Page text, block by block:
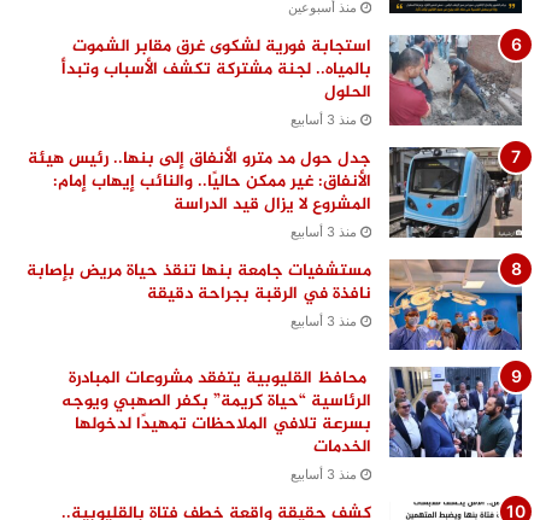
منذ أسبوعين
استجابة فورية لشكوى غرق مقابر الشموت
بالمياه.. لجنة مشتركة تكشف الأسباب وتبدأ
الحلول
منذ 3 أسابيع
جدل حول مد مترو الأنفاق إلى بنها.. رئيس هيئة
الأنفاق: غير ممكن حاليًا.. والنائب إيهاب إمام:
المشروع لا يزال قيد الدراسة
منذ 3 أسابيع
مستشفيات جامعة بنها تنقذ حياة مريض بإصابة
نافذة في الرقبة بجراحة دقيقة
منذ 3 أسابيع
محافظ القليوبية يتفقد مشروعات المبادرة
الرئاسية “حياة كريمة” بكفر الصهبي ويوجه
بسرعة تلافي الملاحظات تمهيدًا لدخولها
الخدمات
منذ 3 أسابيع
كشف حقيقة واقعة خطف فتاة بالقليوبية..